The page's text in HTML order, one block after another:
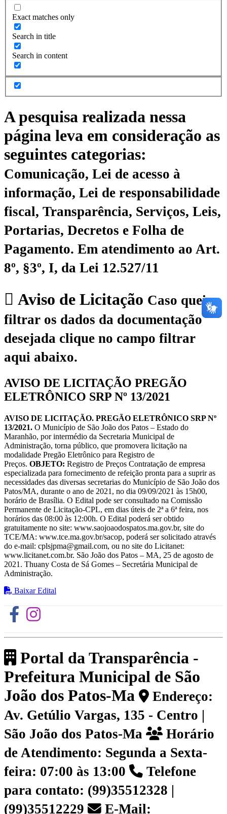
Exact matches only
Search in title
Search in content
A pesquisa realizada nessa
página leva em consideração as
seguintes categorias:
Comunicação, Lei de acesso à
informação, Lei de responsabilidade
fiscal, Transparência, Serviços, Leis,
Portarias, Decretos e Folha de
Pagamento. Em atendimento ao Art.
8º, §3º, I, da Lei 12.527/11
Aviso de Licitação Caso queira
filtrar os dados da documentação
desejada clique no campo filtrar
aqui abaixo.
AVISO DE LICITAÇÃO PREGÃO
ELETRÔNICO SRP Nº 13/2021
AVISO DE LICITAÇÃO. PREGÃO ELETRÔNICO SRP Nº
13/2021. O Município de São João dos Patos – Estado do
Maranhão, por intermédio da Secretaria Municipal de
Administração, torna público, que promovera licitação na
modalidade Pregão Eletrônico para Registro de
Preços. OBJETO: Registro de Preços Contratação de empresa
especializada para fornecimento de refeição pronta para a suprir as
necessidades das diversas secretarias do Município de São João dos
Patos/MA, durante o ano de 2021, no dia 09/09/2021 às 15h00,
horário de Brasília. O Edital pode ser consultado na Comissão
Permanente de Licitação-CPL, em dias úteis de 2ª a 6ª feira, nos
horários das 08:00 às 12:00h. O Edital poderá ser obtido
gratuitamente no site: www.saojoaodospatos.ma.gov.br, site do
TCE/MA: www.tce.ma.gov.br/sacop, poderá ser solicitado através
do e-mail: cplsjpma@gmail.com, ou no site do Licitanet:
www.licitanet.com.br. São João dos Patos – MA, 25 de agosto de
2021. Thuany Costa de Sá Gomes – Secretária Municipal de
Administração.
Baixar Edital
Portal da Transparência -
Prefeitura Municipal de São
João dos Patos-Ma
Endereço:
Av. Getúlio Vargas, 135 - Centro |
São João dos Patos-Ma
Horário
de Atendimento: Segunda a Sexta-
feira: 07:00 às 13:00
Telefone
para contato: (99)35512328 |
(99)35512229
E-Mail: